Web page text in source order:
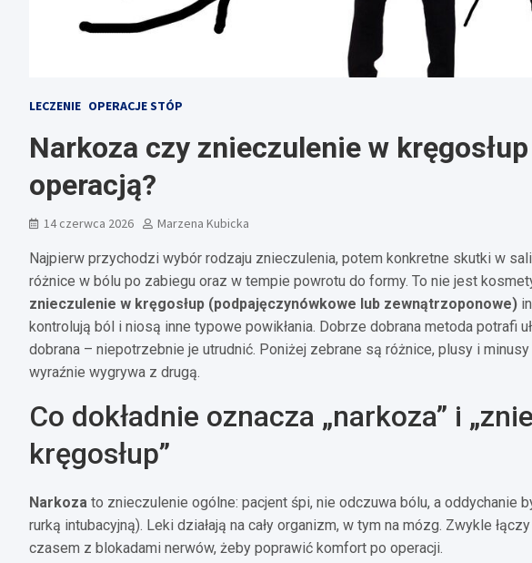
LECZENIE OPERACJE STÓP
Narkoza czy znieczulenie w
operacją?
14 czerwca 2026 Marzena Kubicka
Najpierw przychodzi wybór rodzaju znieczulenia, potem konkretne skutki w
różnice w bólu po zabiegu oraz w tempie powrotu do formy. To nie jest
znieczulenie w kręgosłup (podpajęczynówkowe lub zewnątrzoponowe)
kontrolują ból i niosą inne typowe powikłania. Dobrze dobrana metoda potrafi
dobrana – niepotrzebnie je utrudnić. Poniżej zebrane są różnice, plusy i
wyraźnie wygrywa z drugą.
Co dokładnie oznacza „narkoza” i
kręgosłup”
Narkoza to znieczulenie ogólne: pacjent śpi, nie odczuwa bólu, a oddychanie
rurką intubacyjną). Leki działają na cały organizm, w tym na mózg. Zwykle
czasem z blokadami nerwów, żeby poprawić komfort po operacji.